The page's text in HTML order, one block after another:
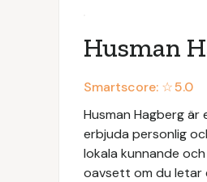
Husman
Smartscore: ☆5.0
Husman Hagberg
erbjuda personlig
lokala kunnande
oavsett om du letar